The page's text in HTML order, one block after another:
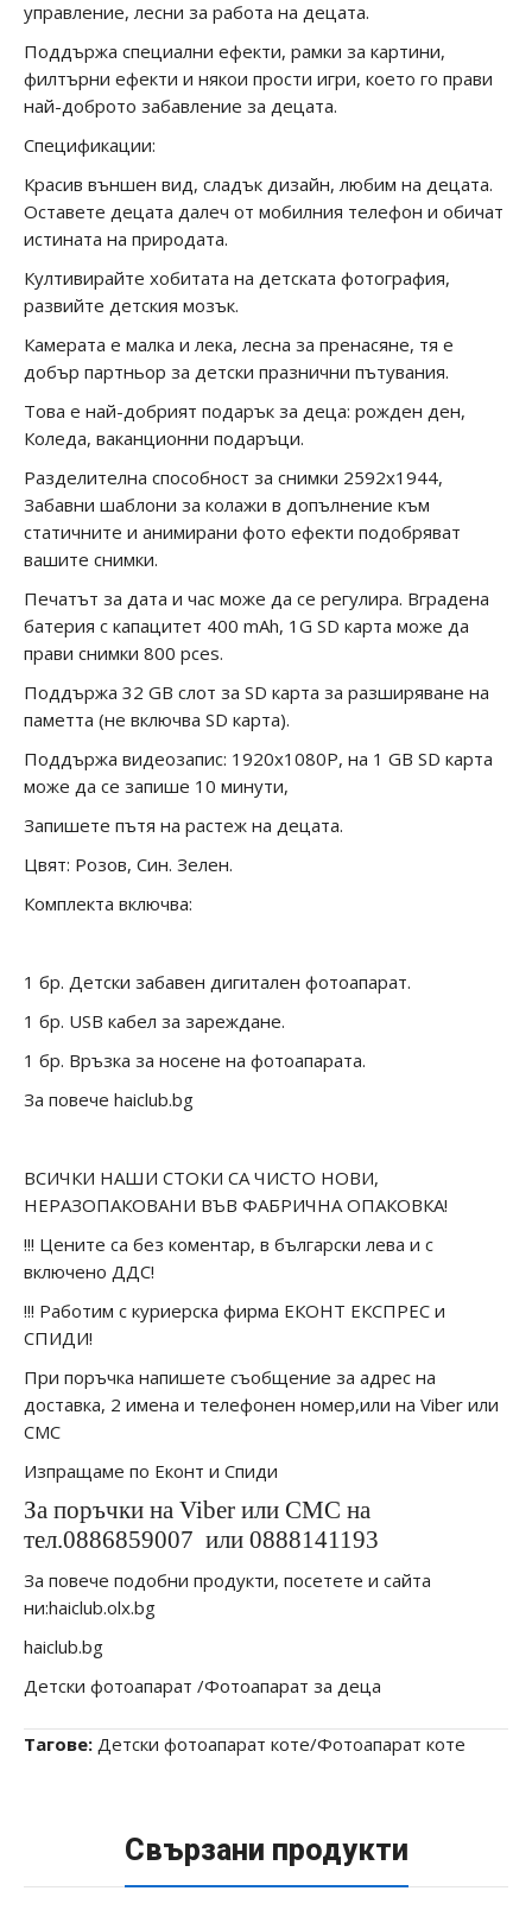
управление, лесни за работа на децата.
Поддържа специални ефекти, рамки за картини,
филтърни ефекти и някои прости игри, което го прави
най-доброто забавление за децата.
Спецификации:
Красив външен вид, сладък дизайн, любим на децата.
Оставете децата далеч от мобилния телефон и обичат
истината на природата.
Култивирайте хобитата на детската фотография,
развийте детския мозък.
Камерата е малка и лека, лесна за пренасяне, тя е
добър партньор за детски празнични пътувания.
Това е най-добрият подарък за деца: рожден ден,
Коледа, ваканционни подаръци.
Разделителна способност за снимки 2592x1944,
Забавни шаблони за колажи в допълнение към
статичните и анимирани фото ефекти подобряват
вашите снимки.
Печатът за дата и час може да се регулира. Вградена
батерия с капацитет 400 mAh, 1G SD карта може да
прави снимки 800 pces.
Поддържа 32 GВ слот за SD карта за разширяване на
паметта (не включва SD карта).
Поддържа видеозапис: 1920x1080P, на 1 GB SD карта
може да се запише 10 минути,
Запишете пътя на растеж на децата.
Цвят: Розов, Син. Зелен.
Комплекта включва:
1 бр. Детски забавен дигитален фотоапарат.
1 бр. USB кабел за зареждане.
1 бр. Връзка за носене на фотоапарата.
За повече haiclub.bg
ВСИЧКИ НАШИ СТОКИ СА ЧИСТО НОВИ,
НЕРАЗОПАКОВАНИ ВЪВ ФАБРИЧНА ОПАКОВКА!
!!! Цените са без коментар, в български лева и с
включено ДДС!
!!! Работим с куриерска фирма ЕКОНТ ЕКСПРЕС и
СПИДИ!
При поръчка напишете съобщение за адрес на
доставка, 2 имена и телефонен номер,или на Viber или
СМС
Изпращаме по Еконт и Спиди
За поръчки на Viber или СМС на
тел.0886859007 или 0888141193
За повече подобни продукти, посетете и сайта
ни:haiclub.olx.bg
haiclub.bg
Детски фотоапарат /Фотоапарат за деца
Тагове: Детски фотоапарат коте/Фотоапарат коте
Свързани продукти